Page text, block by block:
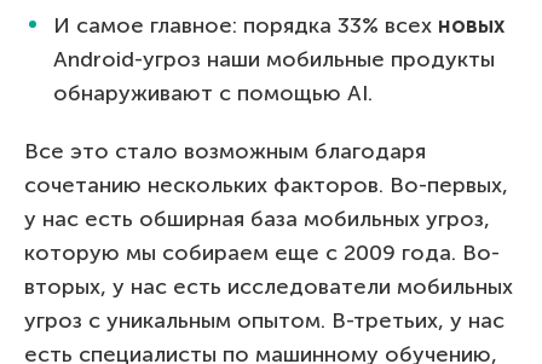
И самое главное: порядка 33% всех новых
Android-угроз наши мобильные продукты
обнаруживают с помощью AI.
Все это стало возможным благодаря
сочетанию нескольких факторов. Во-первых,
у нас есть обширная база мобильных угроз,
которую мы собираем еще с 2009 года. Во-
вторых, у нас есть исследователи мобильных
угроз с уникальным опытом. В-третьих, у нас
есть специалисты по машинному обучению,